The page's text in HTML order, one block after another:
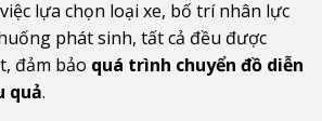
lựa chọn loại xe, bố trí nhân lực
phát sinh, tất cả đều được
đảm bảo quá trình chuyển đồ diễn
quả.